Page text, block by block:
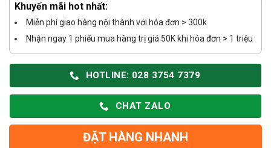
Khuyến mãi hot nhất:
Miễn phí giao hàng nội thành với hóa đơn > 300k
Nhận ngay 1 phiếu mua hàng trị giá 50K khi hóa đơn > 1 triệu
HOTLINE: 028 3754 7379
CHAT ZALO
ĐẶT HÀNG NHANH